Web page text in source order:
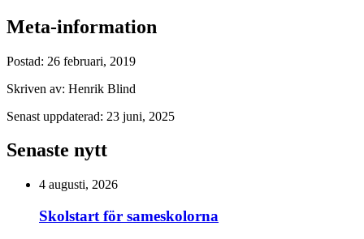
Meta-information
Postad: 26 februari, 2019
Skriven av: Henrik Blind
Senast uppdaterad: 23 juni, 2025
Senaste nytt
4 augusti, 2026
Skolstart för sameskolorna